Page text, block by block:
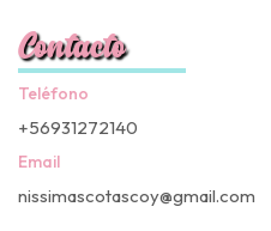
Contacto
Teléfono
+56931272140
Email
nissimascotascoy@gmail.com